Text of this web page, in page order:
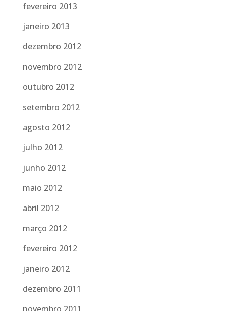
fevereiro 2013
janeiro 2013
dezembro 2012
novembro 2012
outubro 2012
setembro 2012
agosto 2012
julho 2012
junho 2012
maio 2012
abril 2012
março 2012
fevereiro 2012
janeiro 2012
dezembro 2011